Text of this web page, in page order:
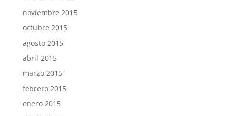
noviembre 2015
octubre 2015
agosto 2015
abril 2015
marzo 2015
febrero 2015
enero 2015